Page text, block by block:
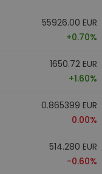
55926.00 EUR
+0.70%
1650.72 EUR
+1.60%
0.865399 EUR
0.00%
514.280 EUR
-0.60%